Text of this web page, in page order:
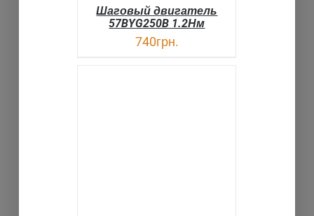
Шаговый двигатель
57BYG250B 1.2Нм
740грн.